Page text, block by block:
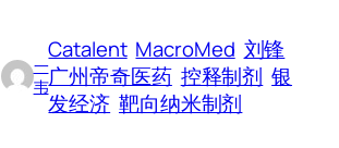
一
韦
Catalent MacroMed 刘锋
广州帝奇医药 控释制剂 银
发经济 靶向纳米制剂